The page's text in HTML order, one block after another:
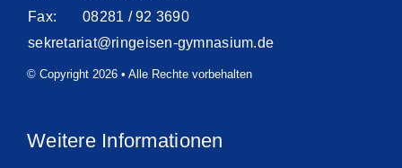
Fax:
08281 / 92 3690
sekretariat@ringeisen-gymnasium.de
© Copyright 2026 • Alle Rechte vorbehalten
Weitere Informationen